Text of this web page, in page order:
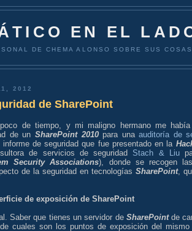
EN EL
DE CHEMA ALONSO SOBRE SUS COSAS.
2012
de SharePoint
de tiempo, y mi maligno hermano me había
de un SharePoint 2010para unaauditoría de
de seguridad que fue presentado en la
de servicios de seguridad Stach & Liu
Security Associations), donde se recogen
de la seguridad en tecnologías SharePoint,
de exposición de SharePoint
Saber que tienes un servidor de SharePointde
cuales son los puntos de exposición del